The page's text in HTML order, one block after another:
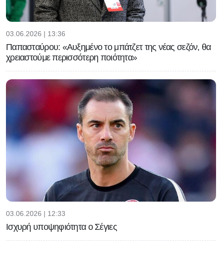
03.06.2026 | 13:36
Παπασταύρου: «Αυξημένο το μπάτζετ της νέας σεζόν, θα
χρειαστούμε περισσότερη ποιότητα»
03.06.2026 | 12:33
Ισχυρή υποψηφιότητα ο Σέγιες